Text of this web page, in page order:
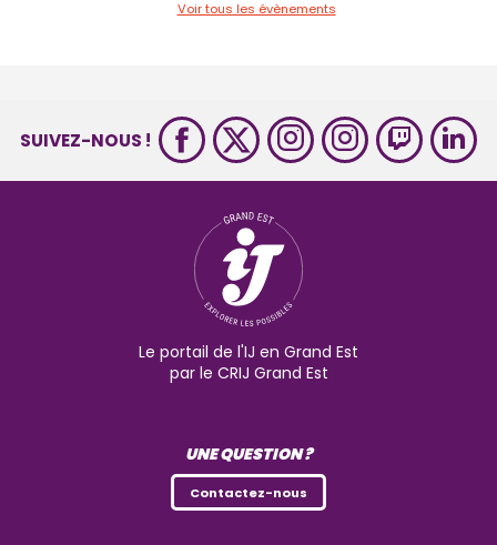
Voir tous les évènements
SUIVEZ-NOUS !
Le portail de l'IJ en Grand Est
par le CRIJ Grand Est
UNE QUESTION ?
Contactez-nous